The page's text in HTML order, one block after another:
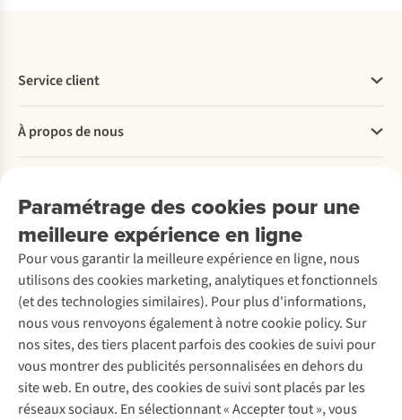
Paramétrage des cookies pour une
meilleure expérience en ligne
Pour vous garantir la meilleure expérience en ligne, nous
utilisons des cookies marketing, analytiques et fonctionnels
(et des technologies similaires). Pour plus d'informations,
nous vous renvoyons également à notre cookie policy. Sur
nos sites, des tiers placent parfois des cookies de suivi pour
vous montrer des publicités personnalisées en dehors du
site web. En outre, des cookies de suivi sont placés par les
réseaux sociaux. En sélectionnant « Accepter tout », vous
Service client
Commander
Payer
Retourner
Rétractation d'une commande
Entretien & réparations
Garantie
Contactez-nous
À propos de nous
Entreprise responsable
À propos d’Ayacucho
Nos magasins
À propos d’A.S.Adventure
Déclaration d'accessibilité
Location / Location sports d’hiver
Seconde-main
Entretien de ski
Service de lavage
Entretien de chaussures
Réparation de chaussures
Réparation de vêtements
Retouches
Pour les entreprises
Découvrez
A.S.Magazine
Explore Camp
Expertise & conseils
Abonnez-vous à la newsletter
Suivez-nous